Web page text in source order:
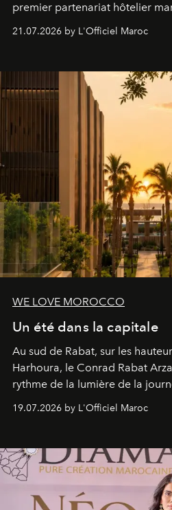
premier partenariat hôtelier
britannique, née dans un
londonien et construite depuis
21.07.2026 by L'Officiel Maroc
WE LOVE MOROCCO
Un été dans la capitale
Au sud de Rabat, sur les
Harhoura, le Conrad Rabat
rythme de la lumière de la
programmation pensée comme
rendez-vous avec l’océan.
19.07.2026 by L'Officiel Maroc